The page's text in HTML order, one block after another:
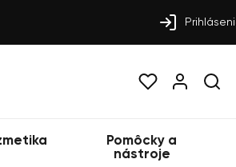
Pomôcky a
nástroje